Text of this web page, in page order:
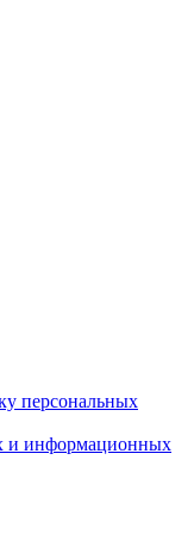
персональных
и информационных